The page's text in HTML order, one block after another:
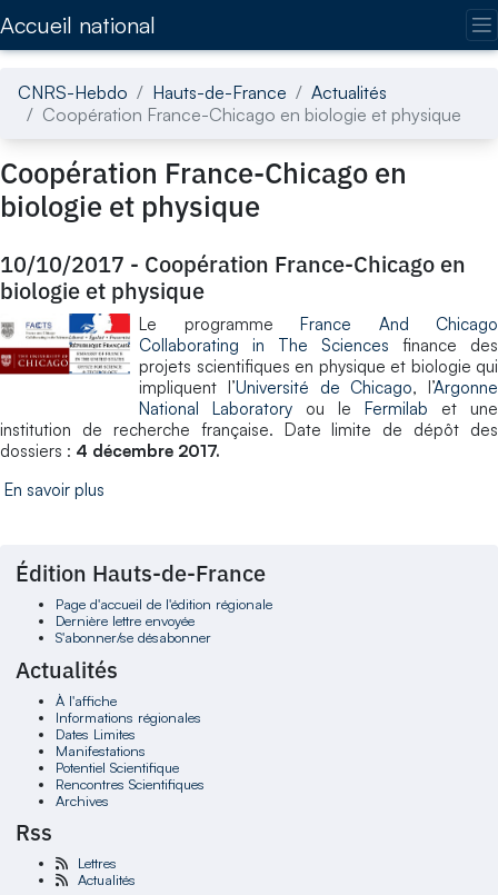
Accueil national
CNRS-Hebdo Hauts-de-France
Actualités
Coopération France-Chicago en biologie et physique
Coopération France-Chicago en
biologie et physique
10/10/2017 - Coopération France-Chicago en
biologie et physique
Le programme France And Chicago
Collaborating in The Sciences finance des
projets scientifiques en physique et biologie qui
impliquent l’Université de Chicago, l’Argonne
National Laboratory ou le Fermilab et une
institution de recherche française. Date limite de dépôt des
dossiers : 4 décembre 2017.
En savoir plus
Édition Hauts-de-France
Page d'accueil de l'édition régionale
Dernière lettre envoyée
S'abonner/se désabonner
Actualités
À l'affiche
Informations régionales
Dates Limites
Manifestations
Potentiel Scientifique
Rencontres Scientifiques
Archives
Rss
Lettres
Actualités